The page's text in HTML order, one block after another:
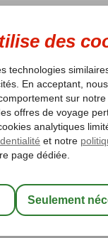
LAST MINUTES
Garantie du